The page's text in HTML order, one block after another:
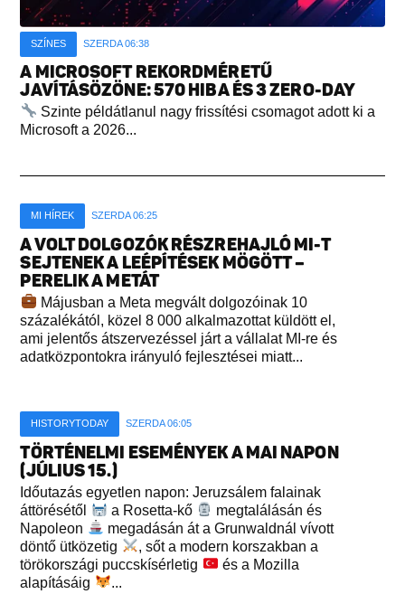
SZÍNES SZERDA 06:38
A MICROSOFT REKORDMÉRETŰ
JAVÍTÁSÖZÖNE: 570 HIBA ÉS 3 ZERO-DAY
Szinte példátlanul nagy frissítési csomagot adott ki a
Microsoft a 2026...
MI HÍREK SZERDA 06:25
A VOLT DOLGOZÓK RÉSZREHAJLÓ MI-T
SEJTENEK A LEÉPÍTÉSEK MÖGÖTT –
PERELIK A METÁT
Májusban a Meta megvált dolgozóinak 10
százalékától, közel 8 000 alkalmazottat küldött el,
ami jelentős átszervezéssel járt a vállalat MI-re és
adatközpontokra irányuló fejlesztései miatt...
HISTORYTODAY SZERDA 06:05
TÖRTÉNELMI ESEMÉNYEK A MAI NAPON
(JÚLIUS 15.)
Időutazás egyetlen napon: Jeruzsálem falainak
áttörésétől
a Rosetta-kő
megtalálásán és
Napoleon
megadásán át a Grunwaldnál vívott
döntő ütközetig
, sőt a modern korszakban a
törökországi puccskísérletig
és a Mozilla
alapításáig
...